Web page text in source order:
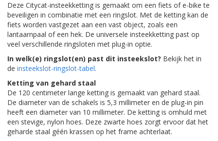
Deze Citycat-insteekketting is gemaakt om een fiets of e-bike te
beveiligen in combinatie met een ringslot. Met de ketting kan de
fiets worden vastgezet aan een vast object, zoals een
lantaarnpaal of een hek. De universele insteekketting past op
veel verschillende ringsloten met plug-in optie.
In welk(e) ringslot(en) past dit insteekslot? Bekijk het in
de insteekslot-ringslot-tabel.
Ketting van gehard staal
De 120 centimeter lange ketting is gemaakt van gehard staal.
De diameter van de schakels is 5,3 millimeter en de plug-in pin
heeft een diameter van 10 millimeter. De ketting is omhuld met
een stevige, nylon hoes. Deze zwarte hoes zorgt ervoor dat het
geharde staal géén krassen op het frame achterlaat.